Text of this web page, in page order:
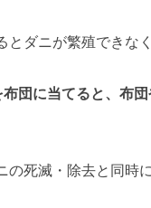
とダニが繁殖できな
団に当てると、布
の死滅・除去と同時